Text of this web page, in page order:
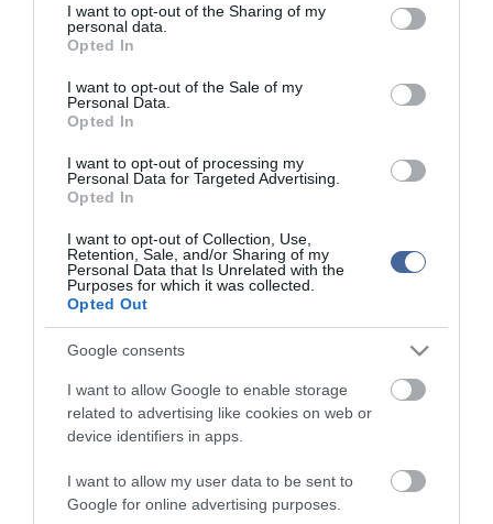
not limited to your visit or usage behaviour. You may click to
grant or deny consent to Google and its third-party tags to
use your data for below specified purposes in below Google
consent section.
I want to opt-out of the Sharing of my
personal data.
Opted In
I want to opt-out of the Sale of my
Personal Data.
Opted In
I want to opt-out of processing my
Personal Data for Targeted Advertising.
Opted In
I want to opt-out of Collection, Use,
Retention, Sale, and/or Sharing of my
Personal Data that Is Unrelated with the
Purposes for which it was collected.
Opted Out
Google consents
I want to allow Google to enable storage
related to advertising like cookies on web or
device identifiers in apps.
I want to allow my user data to be sent to
Google for online advertising purposes.
Figyelem! A cikkhez hozzáfűzött hozzászólások nem a
tükrözik. A szerkesztőség mindössze a hírek publikációjával foglalkozik, a
tartalmazzák.
Kérjük, kulturáltan, mások személyiségi jogainak és jó hírnevének tiszteletben
tartásával kommenteljenek!
ma.hu legfrissebb hírei:
Saját életét is kockára tette a magyar erdész, hogy
megállítsa a tüzet
Második világháborús MG-42 géppuskát emeltek ki a
A Miniszterelnökség felmondta a Lounge Eventtel kötött
keretszerződését